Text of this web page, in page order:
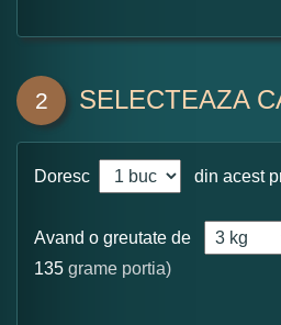
2 SELECTEAZA
Doresc din acest
Avand o greutate de
135 grame portia)